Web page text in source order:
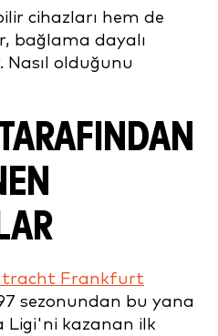
cihazları hem de
bağlama dayalı
Nasıl olduğunu
Frankfurt
sezonundan bu yana
Ligi'ni kazanan ilk